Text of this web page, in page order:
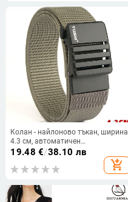
Колан - найлоново тъкан, ширина
4.3 см, автоматичен
закопчалник, катарама от сплав,
корейски стил, изчистен дизайн
19.48 €/38.10 лв
add_shopping_cart